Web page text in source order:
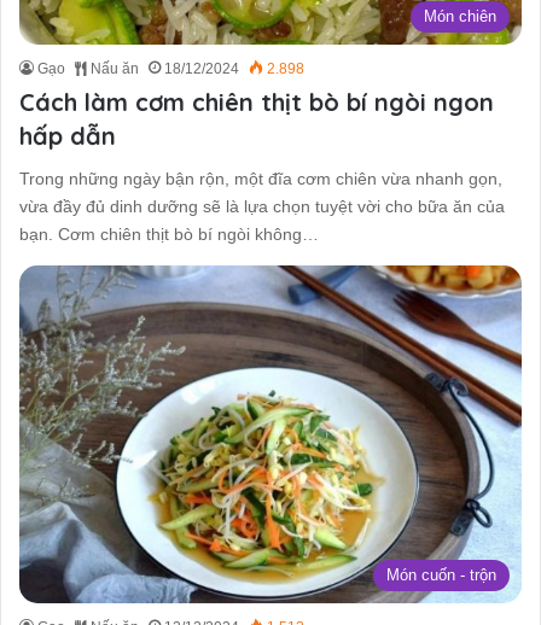
Món chiên
Gạo Nấu ăn 18/12/2024 2.898
Cách làm cơm chiên thịt bò bí ngòi ngon
hấp dẫn
Trong những ngày bận rộn, một đĩa cơm chiên vừa nhanh gọn,
vừa đầy đủ dinh dưỡng sẽ là lựa chọn tuyệt vời cho bữa ăn của
bạn. Cơm chiên thịt bò bí ngòi không…
Món cuốn - trộn